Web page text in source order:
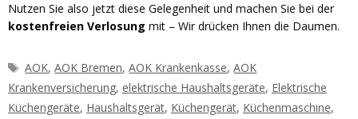
Nutzen Sie also jetzt diese Gelegenheit und machen Sie bei der
kostenfreien Verlosung mit – Wir drücken Ihnen die Daumen.
Schlagwörter
AOK,AOK Bremen,AOK Krankenkasse,AOK
Krankenversicherung, elektrische Haushaltsgeräte, Elektrische
Küchengeräte, Haushaltsgerät, Küchengerät, Küchenmaschine,